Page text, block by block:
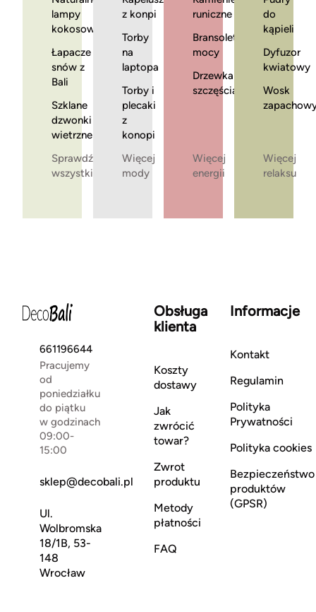
lampy
kokosowe
Łapacze
snów z
Bali
Szklane
dzwonki
wietrzne
Sprawdź
wszystkie
z konpi
Torby
na
laptopa
Torby i
plecaki
z
konopi
Więcej
mody
runiczne
Bransoletki
mocy
Drzewka
szczęścia
Więcej
energii
do
kąpieli
Dyfuzor
kwiatowy
Wosk
Więcej
relaksu
661196644
Pracujemy
od
poniedziałku
do piątku
w godzinach
09:00-
15:00
sklep@decobali.pl
Ul.
Wolbromska
18/1B, 53-
148
Wrocław
Obsługa
klienta
Koszty
dostawy
Jak
zwrócić
towar?
Zwrot
produktu
Metody
płatności
FAQ
Informacje
Kontakt
Regulamin
Polityka
Prywatności
Polityka cookies
Bezpieczeństwo
produktów
(GPSR)